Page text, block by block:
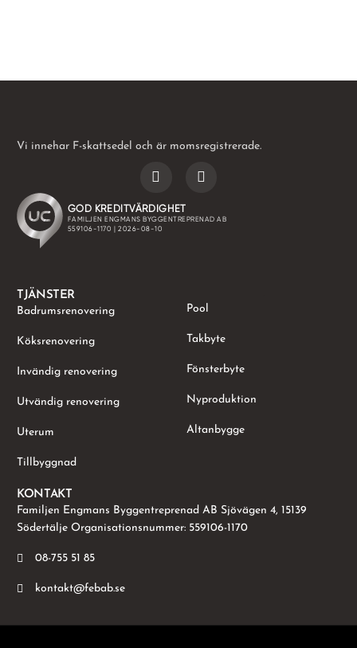
Vi innehar F-skattsedel och är momsregistrerade.
TJÄNSTER
Badrumsrenovering
Köksrenovering
Invändig renovering
Utvändig renovering
Uterum
Tillbyggnad
Pool
Takbyte
Fönsterbyte
Nyproduktion
Altanbygge
KONTAKT
Familjen Engmans Byggentreprenad AB Sjövägen 4, 15139
Södertälje Organisationsnummer: 559106-1170
08-755 51 85
kontakt@febab.se